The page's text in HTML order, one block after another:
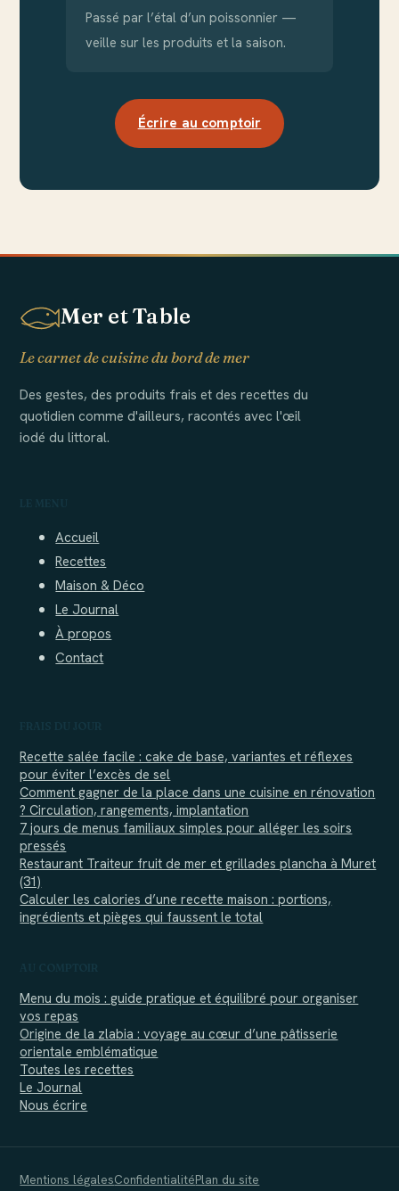
Passé par l’étal d’un poissonnier —
veille sur les produits et la saison.
Écrire au comptoir
Mer et Table
Le carnet de cuisine du bord de mer
Des gestes, des produits frais et des recettes du
quotidien comme d'ailleurs, racontés avec l'œil
iodé du littoral.
Accueil
Recettes
Maison & Déco
Le Journal
À propos
Contact
Recette salée facile : cake de base, variantes et réflexes
pour éviter l’excès de sel
Comment gagner de la place dans une cuisine en rénovation
? Circulation, rangements, implantation
7 jours de menus familiaux simples pour alléger les soirs
pressés
Restaurant Traiteur fruit de mer et grillades plancha à Muret
(31)
Calculer les calories d’une recette maison : portions,
ingrédients et pièges qui faussent le total
Menu du mois : guide pratique et équilibré pour organiser
vos repas
Origine de la zlabia : voyage au cœur d’une pâtisserie
orientale emblématique
Toutes les recettes
Le Journal
Nous écrire
Mentions légalesConfidentialitéPlan du site